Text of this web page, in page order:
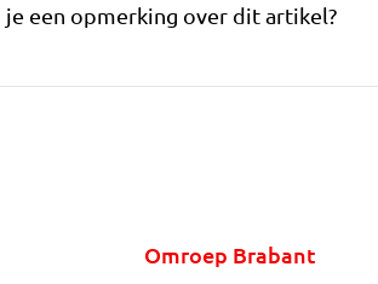
een opmerking over dit artikel?
Omroep Brabant